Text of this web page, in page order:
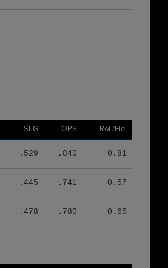
SLG OPS Rol./Ele.
.529 .840 0.81
.445 .741 0.57
.478 .780 0.65